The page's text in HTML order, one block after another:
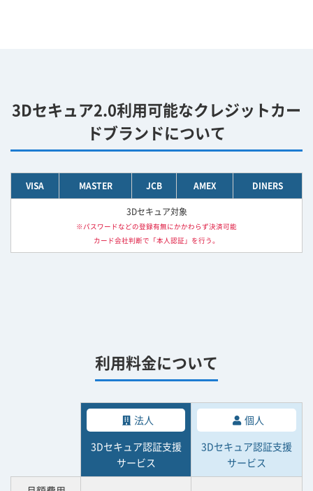
3Dセキュア2.0利用可能なクレジットカー
ドブランドについて
VISA MASTER JCB AMEX DINERS
3Dセキュア対象
※パスワードなどの登録有無にかかわらず決済可能
カード会社判断で「本人認証」を行う。
利用料金について
法人
3Dセキュア認証支援
サービス
個人
3Dセキュア認証支援
サービス